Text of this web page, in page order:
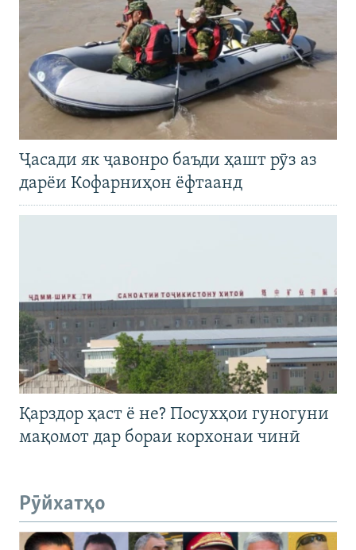
Ҷасади як ҷавонро баъди ҳашт рӯз аз
дарёи Кофарниҳон ёфтаанд
Қарздор ҳаст ё не? Посухҳои гуногуни
мақомот дар бораи корхонаи чинӣ
Рӯйхатҳо